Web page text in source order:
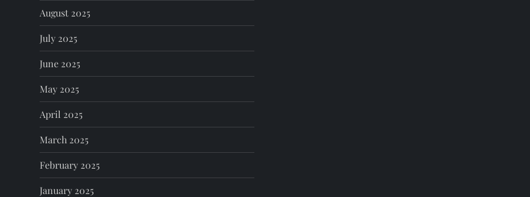
August 2025
July 2025
June 2025
May 2025
April 2025
March 2025
February 2025
January 2025